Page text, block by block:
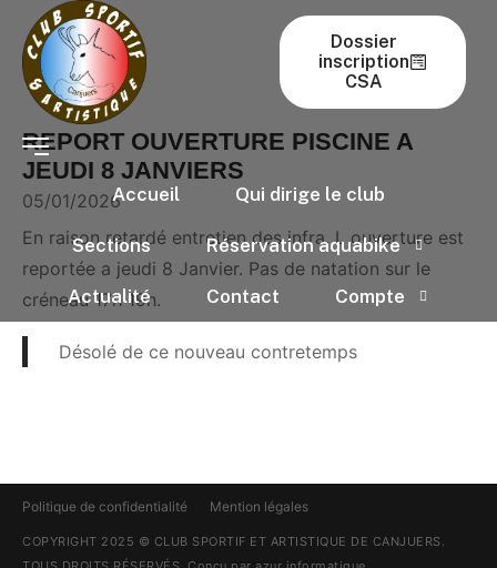
Accueil Qui dirige le club
Sections Réservation aquabike
Actualité Contact Compte
Dossier
inscription
CSA
REPORT OUVERTURE PISCINE A
JEUDI 8 JANVIERS
05/01/2026
En raison retardé entretien des infra. L ouverture est
reportée a jeudi 8 Janvier. Pas de natation sur le
créneau 17h 19h.
Désolé de ce nouveau contretemps
COPYRIGHT 2025 © CLUB SPORTIF ET ARTISTIQUE DE CANJUERS.
Politique de confidentialité Mention légales